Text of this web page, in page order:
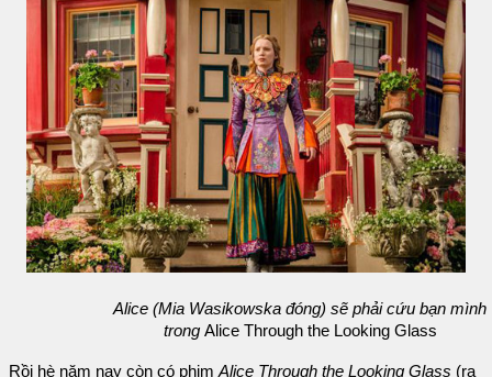
Alice (Mia Wasikowska đóng) sẽ phải cứu bạn mình
trong Alice Through the Looking Glass
Rồi hè năm nay còn có phimAlice Through the Looking Glass (ra